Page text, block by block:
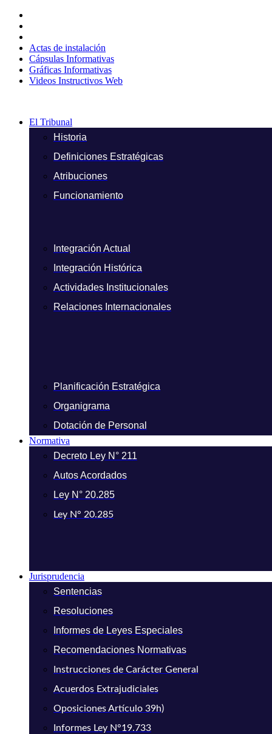
contenido
Actas de instalación
Cápsulas Informativas
Gráficas Informativas
Videos Instructivos Web
El Tribunal
Historia
Definiciones Estratégicas
Atribuciones
Funcionamiento
Integración Actual
Integración Histórica
Actividades Institucionales
Relaciones Internacionales
Planificación Estratégica
Organigrama
Dotación de Personal
Normativa
Decreto Ley N° 211
Autos Acordados
Ley N° 20.285
Ley N° 20.285
Jurisprudencia
Sentencias
Resoluciones
Informes de Leyes Especiales
Recomendaciones Normativas
Instrucciones de Carácter General
Acuerdos Extrajudiciales
Oposiciones Artículo 39h)
Informes Ley N°19.733